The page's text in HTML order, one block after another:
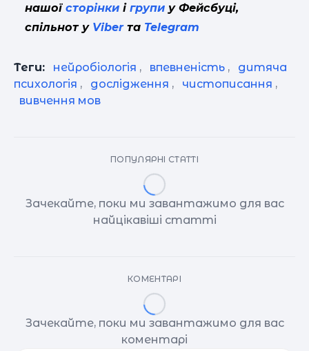
нашої сторінки і групи у Фейсбуці,
спільнот у Viberта Telegram
Теги: нейробіологія , впевненість ,
дитяча
психологія , дослідження , чистописання ,
вивчення мов
ПОПУЛЯРНІ СТАТТІ
Зачекайте, поки ми завантажимо для вас
найцікавіші статті
КОМЕНТАРІ
Зачекайте, поки ми завантажимо для вас
коментарі